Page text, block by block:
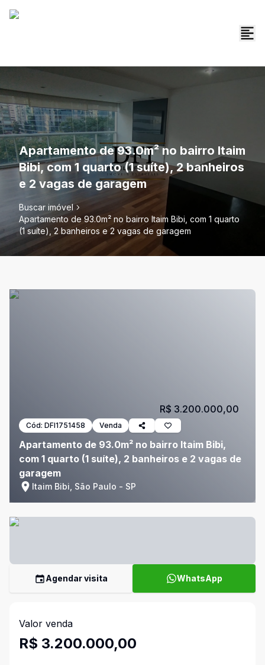
Apartamento de 93.0m² no bairro Itaim
Bibi, com 1 quarto (1 suíte), 2 banheiros
e 2 vagas de garagem
Buscar imóvel
Apartamento de 93.0m² no bairro Itaim Bibi, com 1 quarto
(1 suíte), 2 banheiros e 2 vagas de garagem
Cód: DFI1751458 Venda
Apartamento de 93.0m² no bairro Itaim Bibi,
com 1 quarto (1 suíte), 2 banheiros e 2 vagas de
garagem
Itaim Bibi, São Paulo - SP
R$ 3.200.000,00
Agendar visita WhatsApp
Valor venda
R$ 3.200.000,00